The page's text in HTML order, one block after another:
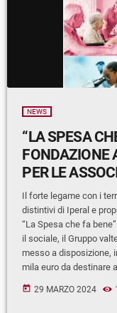
NEWS
“LA SPESA
FONDAZIONE
PER LE
Il forte legame con i
distintivi di Iperal e
“La Spesa che fa
il sociale, il Gruppo
messo a disposizione,
mila euro da destinare
today 29 MARZO 2024